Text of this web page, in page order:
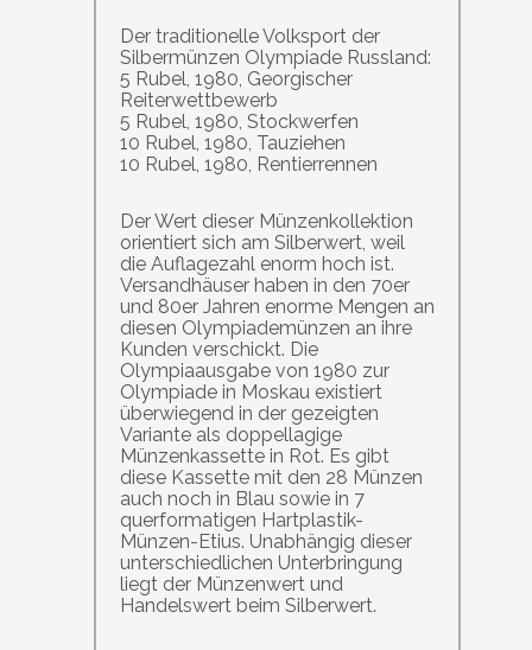
Der traditionelle Volksport der
Silbermünzen Olympiade Russland:
5 Rubel, 1980, Georgischer
Reiterwettbewerb
5 Rubel, 1980, Stockwerfen
10 Rubel, 1980, Tauziehen
10 Rubel, 1980, Rentierrennen
Der Wert dieser Münzenkollektion
orientiert sich am Silberwert, weil
die Auflagezahl enorm hoch ist.
Versandhäuser haben in den 70er
und 80er Jahren enorme Mengen an
diesen Olympiademünzen an ihre
Kunden verschickt. Die
Olympiaausgabe von 1980 zur
Olympiade in Moskau existiert
überwiegend in der gezeigten
Variante als doppellagige
Münzenkassette in Rot. Es gibt
diese Kassette mit den 28 Münzen
auch noch in Blau sowie in 7
querformatigen Hartplastik-
Münzen-Etius. Unabhängig dieser
unterschiedlichen Unterbringung
liegt der Münzenwert und
Handelswert beim Silberwert.